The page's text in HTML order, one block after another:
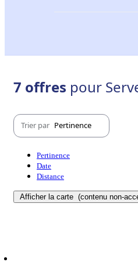
7 offres pour
Trier par Pertinence
Pertinence
Date
Distance
Afficher la carte (contenu non-